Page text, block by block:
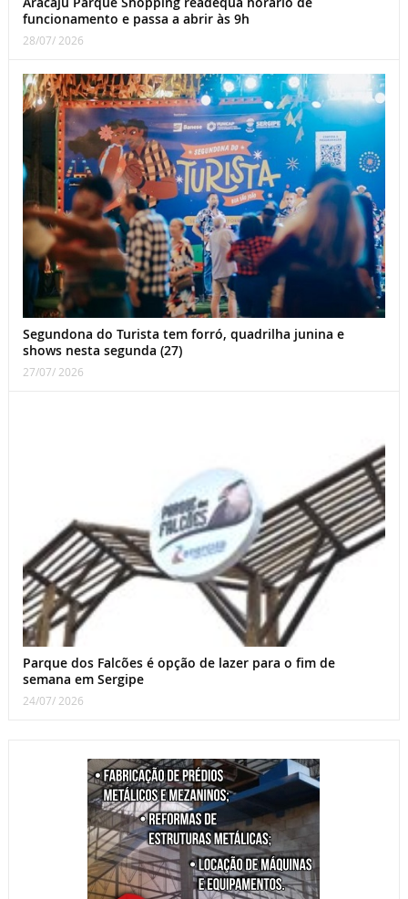
funcionamento e passa a abrir às 9h
28/07/ 2026
Segundona do Turista tem forró, quadrilha junina e
shows nesta segunda (27)
27/07/ 2026
Parque dos Falcões é opção de lazer para o fim de
semana em Sergipe
24/07/ 2026